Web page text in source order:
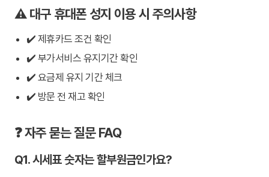
⚠️ 대구 휴대폰 성지 이용 시 주의사항
✔️ 제휴카드 조건 확인
✔️ 부가서비스 유지기간 확인
✔️ 요금제 유지 기간 체크
✔️ 방문 전 재고 확인
❓ 자주 묻는 질문 FAQ
Q1. 시세표 숫자는 할부원금인가요?